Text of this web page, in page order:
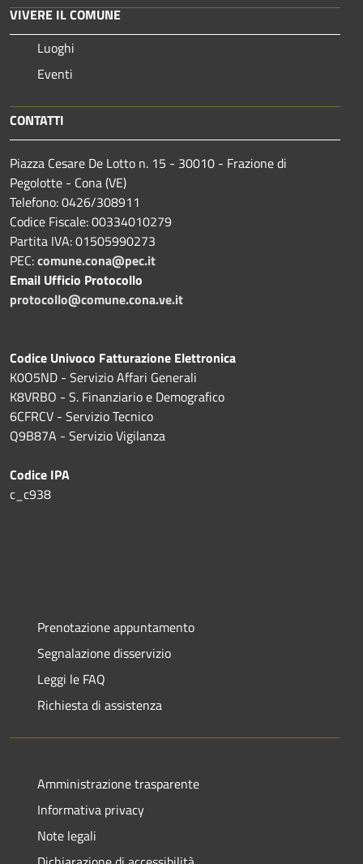
VIVERE IL COMUNE
Luoghi
Eventi
CONTATTI
Piazza Cesare De Lotto n. 15 - 30010 - Frazione di
Pegolotte - Cona (VE)
Telefono: 0426/308911
Codice Fiscale: 00334010279
Partita IVA: 01505990273
PEC:comune.cona@pec.it
Email Ufficio Protocollo
protocollo@comune.cona.ve.it
Codice Univoco Fatturazione Elettronica
K0O5ND - Servizio Affari Generali
K8VRBO - S. Finanziario e Demografico
6CFRCV - Servizio Tecnico
Q9B87A - Servizio Vigilanza
Codice IPA
c_c938
Prenotazione appuntamento
Segnalazione disservizio
Leggi le FAQ
Richiesta di assistenza
Amministrazione trasparente
Informativa privacy
Note legali